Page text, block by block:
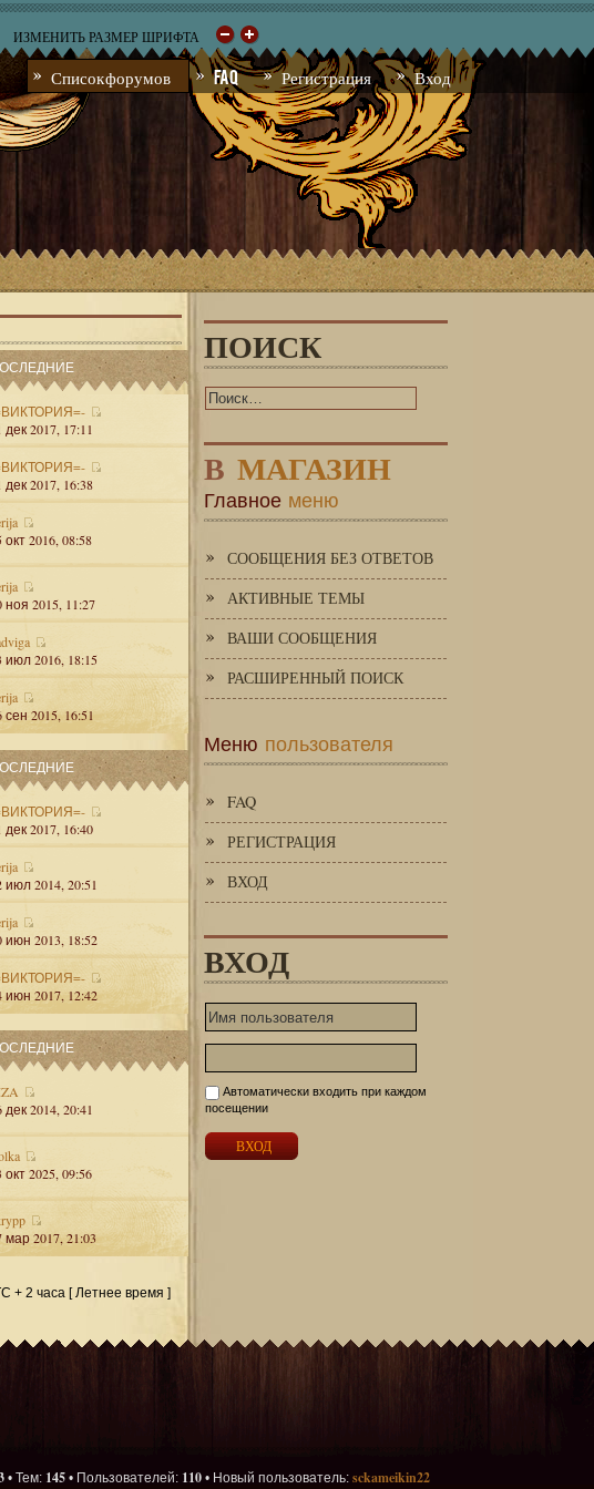
ИЗМЕНИТЬ РАЗМЕР ШРИФТА
Список форумов FAQ Регистрация Вход
дек 2017, 17:11
дек 2017, 16:38
окт 2016, 08:58
ноя 2015, 11:27
июл 2016, 18:15
сен 2015, 16:51
дек 2017, 16:40
июл 2014, 20:51
июн 2013, 18:52
июн 2017, 12:42
дек 2014, 20:41
окт 2025, 09:56
мар 2017, 21:03
+ 2 часа [ Летнее время ]
ПОИСК
В МАГАЗИН
Главное меню
СООБЩЕНИЯ БЕЗ ОТВЕТОВ
АКТИВНЫЕ ТЕМЫ
ВАШИ СООБЩЕНИЯ
РАСШИРЕННЫЙ ПОИСК
Меню пользователя
FAQ
РЕГИСТРАЦИЯ
ВХОД
ВХОД
Автоматически входить при каждом
посещении
• Тем: 145 • Пользователей: 110 • Новый пользователь: sckameikin22